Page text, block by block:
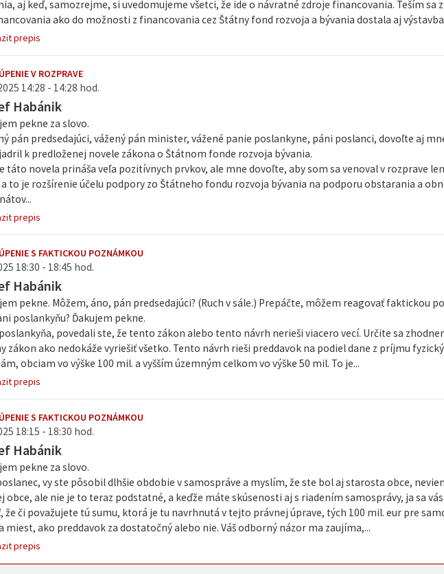
aj keď, samozrejme, si uvedomujeme všetci, že ide o návratné zdroje financovania. Teším sa
ako do možnosti z financovania cez Štátny fond rozvoja a bývania dostala aj
prepis
V ROZPRAVE
14:28 - 14:28 hod.
Habánik
pekne za slovo.
pán predsedajúci, vážený pán minister, vážené panie poslankyne, páni poslanci, dovoľte aj
k predloženej novele zákona o Štátnom fonde rozvoja bývania.
táto novela prináša veľa pozitívnych prvkov, ale mne dovoľte, aby som sa venoval v rozprave
to je rozšírenie účelu podpory zo Štátneho fondu rozvoja bývania na podporu obstarania a
prepis
S FAKTICKOU POZNÁMKOU
18:30 - 18:45 hod.
Habánik
pekne. Môžem, áno, pán predsedajúci? (Ruch v sále.) Prepáčte, môžem reagovať faktickou
poslankyňu? Ďakujem pekne.
povedali ste, že tento zákon alebo tento návrh nerieši viacero vecí. Určite sa
zákon ako nedokáže vyriešiť všetko. Tento návrh rieši preddavok na podiel dane z príjmu
obciam vo výške 100 mil. a vyšším územným celkom vo výške 50 mil. To je...
prepis
S FAKTICKOU POZNÁMKOU
18:15 - 18:30 hod.
Habánik
pekne za slovo.
vy ste pôsobil dlhšie obdobie v samospráve a myslím, že ste bol aj starosta obce,
obce, ale nie je to teraz podstatné, a keďže máte skúsenosti aj s riadením samosprávy, ja sa
že či považujete tú sumu, ktorá je tu navrhnutá v tejto právnej úprave, tých 100 mil. eur pre
miest, ako preddavok za dostatočný alebo nie. Váš odborný názor ma zaujíma,...
prepis